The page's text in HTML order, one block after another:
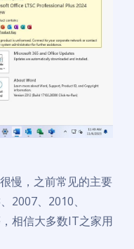
慢，之前常见的主要
2007、2010、
相信大多数IT之家用